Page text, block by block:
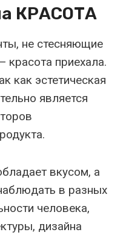
КРАСОТА
не стесняющие
красота приехала.
как эстетическая
является
вкусом, а
в разных
человека,
дизайна